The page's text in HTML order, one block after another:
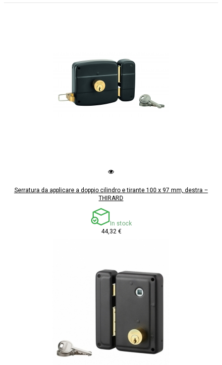
Serratura da applicare a doppio cilindro e tirante 100 x 97 mm, destra –
THIRARD
In stock
44,32 €